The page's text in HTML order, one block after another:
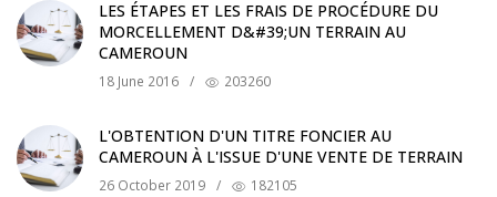
LES ÉTAPES ET LES FRAIS DE PROCÉDURE DU
MORCELLEMENT D&#39;UN TERRAIN AU
CAMEROUN
18 June 2016 / 203260
L'OBTENTION D'UN TITRE FONCIER AU
CAMEROUN À L'ISSUE D'UNE VENTE DE TERRAIN
26 October 2019 / 182105